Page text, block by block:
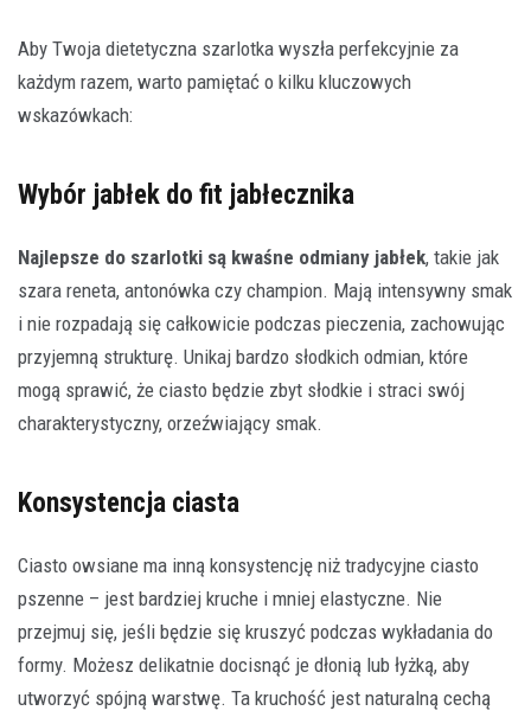
Aby Twoja dietetyczna szarlotka wyszła perfekcyjnie za
każdym razem, warto pamiętać o kilku kluczowych
wskazówkach:
Wybór jabłek do fit jabłecznika
Najlepsze do szarlotki są kwaśne odmiany jabłek, takie jak
szara reneta, antonówka czy champion. Mają intensywny smak
i nie rozpadają się całkowicie podczas pieczenia, zachowując
przyjemną strukturę. Unikaj bardzo słodkich odmian, które
mogą sprawić, że ciasto będzie zbyt słodkie i straci swój
charakterystyczny, orzeźwiający smak.
Konsystencja ciasta
Ciasto owsiane ma inną konsystencję niż tradycyjne ciasto
pszenne – jest bardziej kruche i mniej elastyczne. Nie
przejmuj się, jeśli będzie się kruszyć podczas wykładania do
formy. Możesz delikatnie docisnąć je dłonią lub łyżką, aby
utworzyć spójną warstwę. Ta kruchość jest naturalną cechą